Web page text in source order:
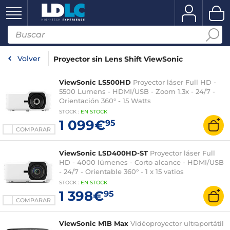
Volver Proyector sin Lens Shift ViewSonic
COMPARAR
ViewSonic LS500HD Proyector láser Full HD -
5500 Lumens - HDMI/USB - Zoom 1.3x - 24/7 -
Orientación 360° - 15 Watts
STOCK : EN STOCK
1 099€95
COMPARAR
ViewSonic LSD400HD-ST Proyector láser Full
HD - 4000 lúmenes - Corto alcance - HDMI/USB
- 24/7 - Orientable 360° - 1 x 15 vatios
STOCK : EN STOCK
1 398€95
ViewSonic M1B Max Vidéoproyector ultraportátil